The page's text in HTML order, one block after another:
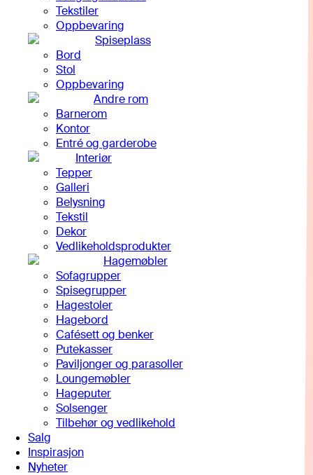
Tekstiler
Oppbevaring
Spiseplass
Bord
Stol
Oppbevaring
Andre rom
Barnerom
Kontor
Entré og garderobe
Interiør
Tepper
Galleri
Belysning
Tekstil
Dekor
Vedlikeholdsprodukter
Hagemøbler
Sofagrupper
Spisegrupper
Hagestoler
Hagebord
Cafésett og benker
Putekasser
Paviljonger og parasoller
Loungemøbler
Hageputer
Solsenger
Tilbehør og vedlikehold
Salg
Inspirasjon
Nyheter